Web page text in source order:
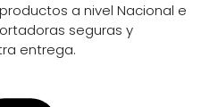
a nivel Nacional e
seguras y
entrega.